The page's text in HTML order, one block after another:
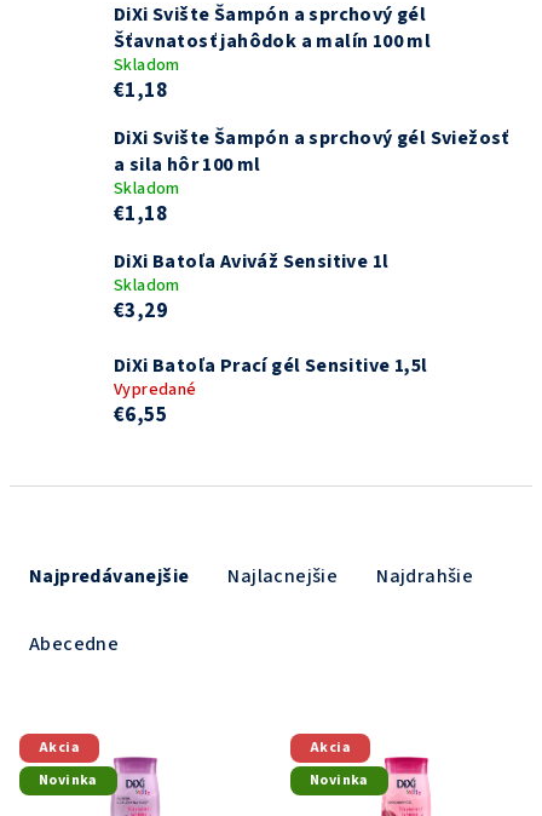
DiXi Svište Šampón a sprchový gél
Šťavnatosť jahôdok a malín 100 ml
Skladom
€1,18
DiXi Svište Šampón a sprchový gél Sviežosť
a sila hôr 100 ml
Skladom
€1,18
DiXi Batoľa Aviváž Sensitive 1l
Skladom
€3,29
DiXi Batoľa Prací gél Sensitive 1,5l
Vypredané
€6,55
e
p
Najpredávanejšie Najlacnejšie Najdrahšie
Abecedne
V
ý
p
Akcia
Novinka
Akcia
Novinka